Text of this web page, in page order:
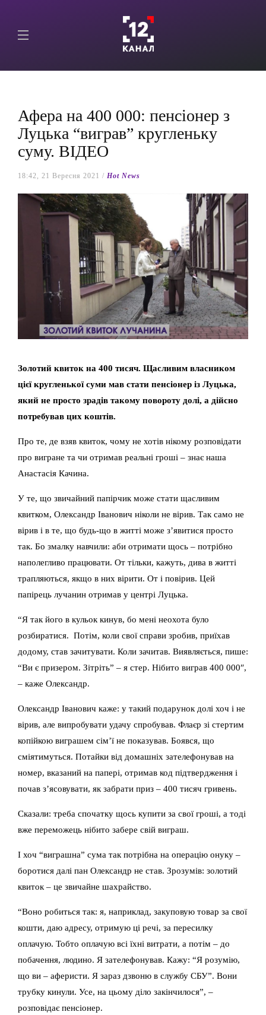
Афера на 400 000: пенсіонер з
Луцька “виграв” кругленьку
суму. ВІДЕО
18:42, 21 Вересня 2021 / Hot News
Золотий квиток на 400 тисяч. Щасливим власником
цієї кругленької суми мав стати пенсіонер із Луцька,
який не просто зрадів такому повороту долі, а дійсно
потребував цих коштів.
Про те, де взяв квиток, чому не хотів нікому розповідати
про вигране та чи отримав реальні гроші – знає наша
Анастасія Качина.
У те, що звичайний папірчик може стати щасливим
квитком, Олександр Іванович ніколи не вірив. Так само не
вірив і в те, що будь-що в житті може з’явитися просто
так. Бо змалку навчили: аби отримати щось – потрібно
наполегливо працювати. От тільки, кажуть, дива в житті
трапляються, якщо в них вірити. От і повірив. Цей
папірець лучанин отримав у центрі Луцька.
“Я так його в кульок кинув, бо мені неохота було
розбиратися. Потім, коли свої справи зробив, приїхав
додому, став зачитувати. Коли зачитав. Виявляється, пише:
“Ви є призером. Зітріть” – я стер. Нібито виграв 400 000″,
– каже Олександр.
Олександр Іванович каже: у такий подарунок долі хоч і не
вірив, але випробувати удачу спробував. Флаєр зі стертим
копійкою виграшем сім’ї не показував. Боявся, що
сміятимуться. Потайки від домашніх зателефонував на
номер, вказаний на папері, отримав код підтвердження і
почав з’ясовувати, як забрати приз – 400 тисяч гривень.
Сказали: треба спочатку щось купити за свої гроші, а тоді
вже переможець нібито забере свій виграш.
І хоч “виграшна” сума так потрібна на операцію онуку –
боротися далі пан Олександр не став. Зрозумів: золотий
квиток – це звичайне шахрайство.
“Воно робиться так: я, наприклад, закуповую товар за свої
кошти, даю адресу, отримую ці речі, за пересилку
оплачую. Тобто оплачую всі їхні витрати, а потім – до
побачення, людино. Я зателефонував. Кажу: “Я розумію,
що ви – аферисти. Я зараз дзвоню в службу СБУ”. Вони
трубку кинули. Усе, на цьому діло закінчилося”, –
розповідає пенсіонер.